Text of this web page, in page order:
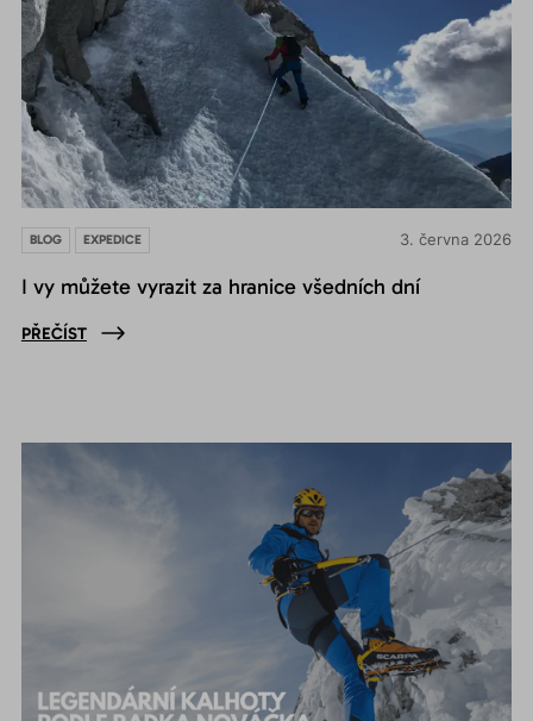
3. června 2026
BLOG EXPEDICE
I vy můžete vyrazit za hranice všedních dní
PŘEČÍST